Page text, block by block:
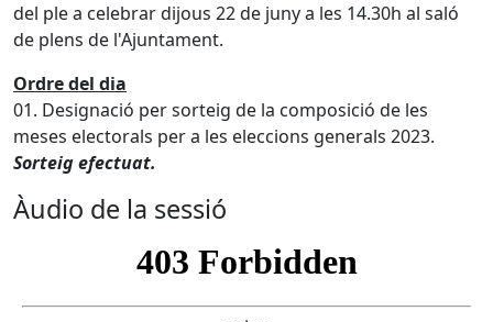
del ple a celebrar dijous 22 de juny a les 14.30h al saló
de plens de l'Ajuntament.
Ordre del dia
01. Designació per sorteig de la composició de les
meses electorals per a les eleccions generals 2023.
Sorteig efectuat.
Àudio de la sessió